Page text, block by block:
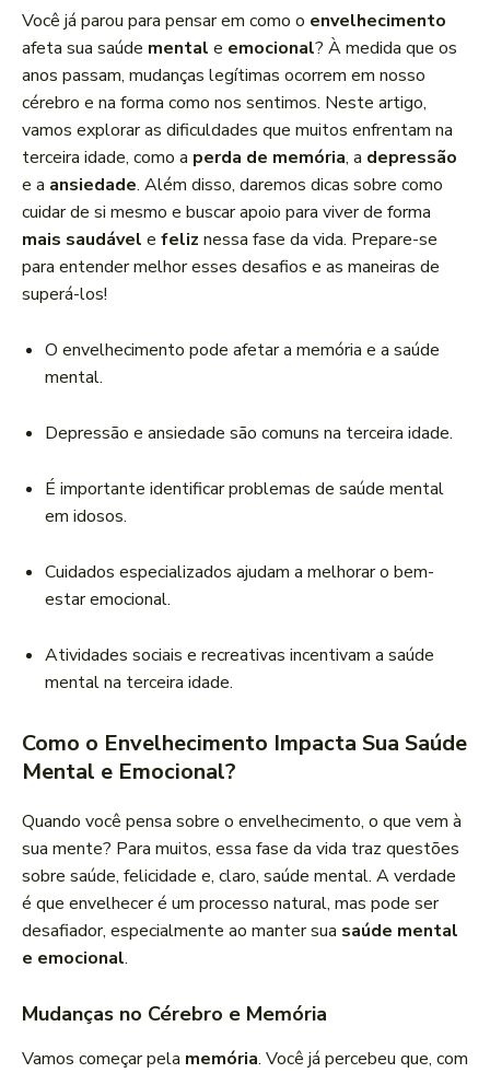
d
o
r
d
e
á
u
d
i
o
Você já parou para pensar em como o envelhecimento
afeta sua saúde mental e emocional? À medida que os
anos passam, mudanças legítimas ocorrem em nosso
cérebro e na forma como nos sentimos. Neste artigo,
vamos explorar as dificuldades que muitos enfrentam na
terceira idade, como a perda de memória, a depressão
e a ansiedade. Além disso, daremos dicas sobre como
cuidar de si mesmo e buscar apoio para viver de forma
mais saudável e feliz nessa fase da vida. Prepare-se
para entender melhor esses desafios e as maneiras de
superá-los!
O envelhecimento pode afetar a memória e a saúde
mental.
Depressão e ansiedade são comuns na terceira idade.
É importante identificar problemas de saúde mental
em idosos.
Cuidados especializados ajudam a melhorar o bem-
estar emocional.
Atividades sociais e recreativas incentivam a saúde
mental na terceira idade.
Como o Envelhecimento Impacta Sua Saúde
Mental e Emocional?
Quando você pensa sobre o envelhecimento, o que vem à
sua mente? Para muitos, essa fase da vida traz questões
sobre saúde, felicidade e, claro, saúde mental. A verdade
é que envelhecer é um processo natural, mas pode ser
desafiador, especialmente ao manter sua saúde mental
e emocional.
Mudanças no Cérebro e Memória
Vamos começar pela memória. Você já percebeu que, com